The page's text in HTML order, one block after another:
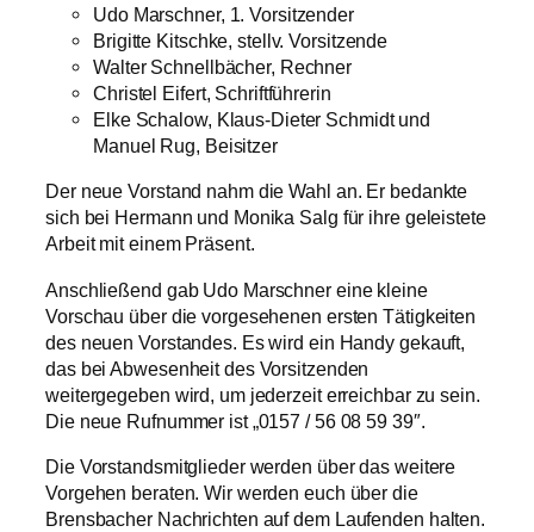
Udo Marschner, 1. Vorsitzender
Brigitte Kitschke, stellv. Vorsitzende
Walter Schnellbächer, Rechner
Christel Eifert, Schriftführerin
Elke Schalow, Klaus-Dieter Schmidt und
Manuel Rug, Beisitzer
Der neue Vorstand nahm die Wahl an. Er bedankte
sich bei Hermann und Monika Salg für ihre geleistete
Arbeit mit einem Präsent.
Anschließend gab Udo Marschner eine kleine
Vorschau über die vorgesehenen ersten Tätigkeiten
des neuen Vorstandes. Es wird ein Handy gekauft,
das bei Abwesenheit des Vorsitzenden
weitergegeben wird, um jederzeit erreichbar zu sein.
Die neue Rufnummer ist „0157 / 56 08 59 39″.
Die Vorstandsmitglieder werden über das weitere
Vorgehen beraten. Wir werden euch über die
Brensbacher Nachrichten auf dem Laufenden halten.